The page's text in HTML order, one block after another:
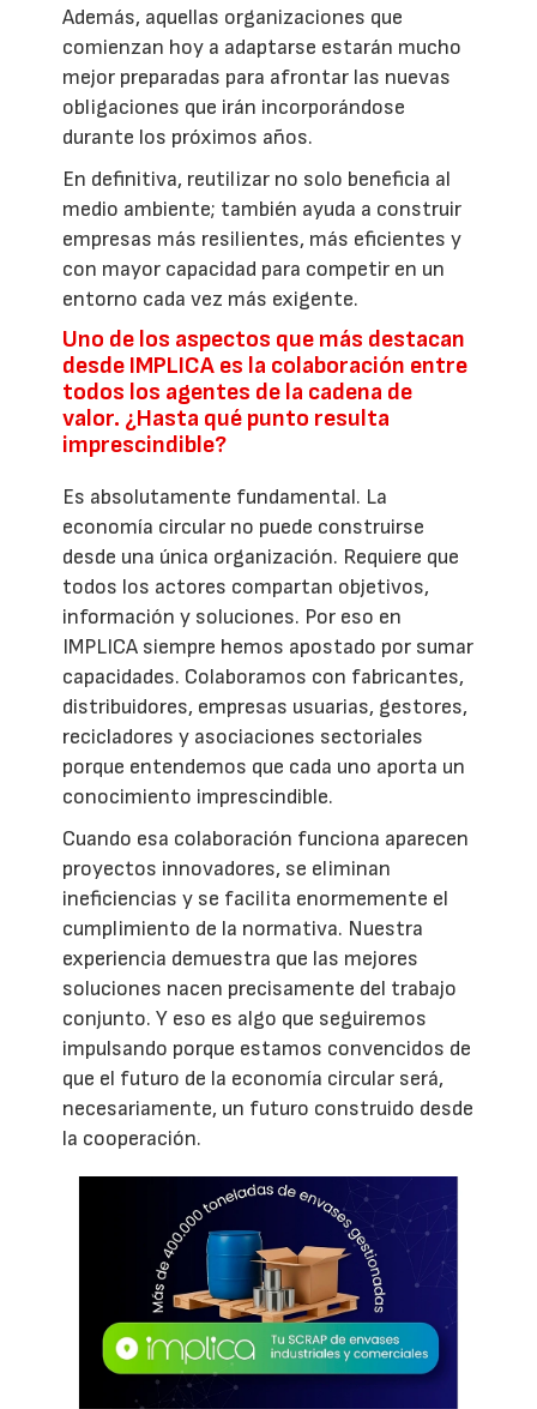
Además, aquellas organizaciones que
comienzan hoy a adaptarse estarán mucho
mejor preparadas para afrontar las nuevas
obligaciones que irán incorporándose
durante los próximos años.
En definitiva, reutilizar no solo beneficia al
medio ambiente; también ayuda a construir
empresas más resilientes, más eficientes y
con mayor capacidad para competir en un
entorno cada vez más exigente.
Uno de los aspectos que más destacan
desde IMPLICA es la colaboración entre
todos los agentes de la cadena de
valor. ¿Hasta qué punto resulta
imprescindible?
Es absolutamente fundamental. La
economía circular no puede construirse
desde una única organización. Requiere que
todos los actores compartan objetivos,
información y soluciones. Por eso en
IMPLICA siempre hemos apostado por sumar
capacidades. Colaboramos con fabricantes,
distribuidores, empresas usuarias, gestores,
recicladores y asociaciones sectoriales
porque entendemos que cada uno aporta un
conocimiento imprescindible.
Cuando esa colaboración funciona aparecen
proyectos innovadores, se eliminan
ineficiencias y se facilita enormemente el
cumplimiento de la normativa. Nuestra
experiencia demuestra que las mejores
soluciones nacen precisamente del trabajo
conjunto. Y eso es algo que seguiremos
impulsando porque estamos convencidos de
que el futuro de la economía circular será,
necesariamente, un futuro construido desde
la cooperación.